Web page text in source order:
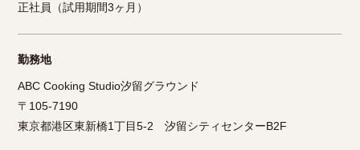
正社員（試用期間3ヶ月）
勤務地
ABC Cooking Studio汐留グラウンド
〒105-7190
東京都港区東新橋1丁目5-2 汐留シティセンターB2F